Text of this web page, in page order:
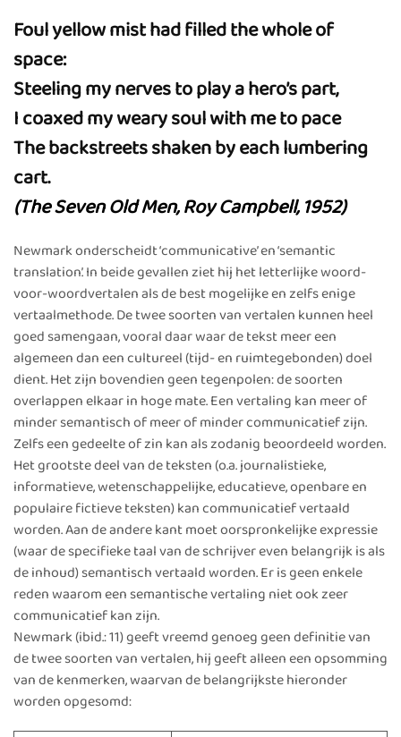
Foul yellow mist had filled the whole of
space:
Steeling my nerves to play a hero’s part,
I coaxed my weary soul with me to pace
The backstreets shaken by each lumbering
cart.
(The Seven Old Men, Roy Campbell, 1952)
Newmark onderscheidt ‘communicative’ en ‘semantic
translation’. In beide gevallen ziet hij het letterlijke woord-
voor-woordvertalen als de best mogelijke en zelfs enige
vertaalmethode. De twee soorten van vertalen kunnen heel
goed samengaan, vooral daar waar de tekst meer een
algemeen dan een cultureel (tijd- en ruimtegebonden) doel
dient. Het zijn bovendien geen tegenpolen: de soorten
overlappen elkaar in hoge mate. Een vertaling kan meer of
minder semantisch of meer of minder communicatief zijn.
Zelfs een gedeelte of zin kan als zodanig beoordeeld worden.
Het grootste deel van de teksten (o.a. journalistieke,
informatieve, wetenschappelijke, educatieve, openbare en
populaire fictieve teksten) kan communicatief vertaald
worden. Aan de andere kant moet oorspronkelijke expressie
(waar de specifieke taal van de schrijver even belangrijk is als
de inhoud) semantisch vertaald worden. Er is geen enkele
reden waarom een semantische vertaling niet ook zeer
communicatief kan zijn.
Newmark (ibid.: 11) geeft vreemd genoeg geen definitie van
de twee soorten van vertalen, hij geeft alleen een opsomming
van de kenmerken, waarvan de belangrijkste hieronder
worden opgesomd: